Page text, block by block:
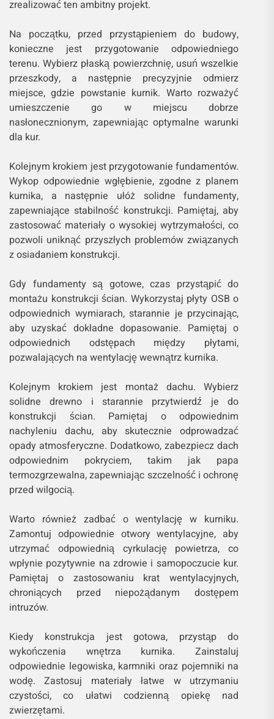
zrealizować ten ambitny projekt.
Na początku, przed przystąpieniem do budowy,
konieczne jest przygotowanie odpowiedniego
terenu. Wybierz płaską powierzchnię, usuń wszelkie
przeszkody, a następnie precyzyjnie odmierz
miejsce, gdzie powstanie kurnik. Warto rozważyć
umieszczenie go w miejscu dobrze
nasłonecznionym, zapewniając optymalne warunki
dla kur.
Kolejnym krokiem jest przygotowanie fundamentów.
Wykop odpowiednie wgłębienie, zgodne z planem
kurnika, a następnie ułóż solidne fundamenty,
zapewniające stabilność konstrukcji. Pamiętaj, aby
zastosować materiały o wysokiej wytrzymałości, co
pozwoli uniknąć przyszłych problemów związanych
z osiadaniem konstrukcji.
Gdy fundamenty są gotowe, czas przystąpić do
montażu konstrukcji ścian. Wykorzystaj płyty OSB o
odpowiednich wymiarach, starannie je przycinając,
aby uzyskać dokładne dopasowanie. Pamiętaj o
odpowiednich odstępach między płytami,
pozwalających na wentylację wewnątrz kurnika.
Kolejnym krokiem jest montaż dachu. Wybierz
solidne drewno i starannie przytwierdź je do
konstrukcji ścian. Pamiętaj o odpowiednim
nachyleniu dachu, aby skutecznie odprowadzać
opady atmosferyczne. Dodatkowo, zabezpiecz dach
odpowiednim pokryciem, takim jak papa
termozgrzewalna, zapewniając szczelność i ochronę
przed wilgocią.
Warto również zadbać o wentylację w kurniku.
Zamontuj odpowiednie otwory wentylacyjne, aby
utrzymać odpowiednią cyrkulację powietrza, co
wpłynie pozytywnie na zdrowie i samopoczucie kur.
Pamiętaj o zastosowaniu krat wentylacyjnych,
chroniących przed niepożądanym dostępem
intruzów.
Kiedy konstrukcja jest gotowa, przystąp do
wykończenia wnętrza kurnika. Zainstaluj
odpowiednie legowiska, karmniki oraz pojemniki na
wodę. Zastosuj materiały łatwe w utrzymaniu
czystości, co ułatwi codzienną opiekę nad
zwierzętami.